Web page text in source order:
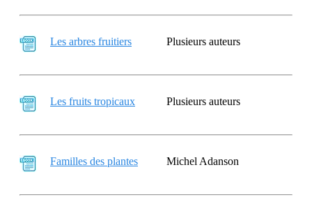
Les arbres fruitiers Plusieurs auteurs
Les fruits tropicaux Plusieurs auteurs
Familles des plantes Michel Adanson